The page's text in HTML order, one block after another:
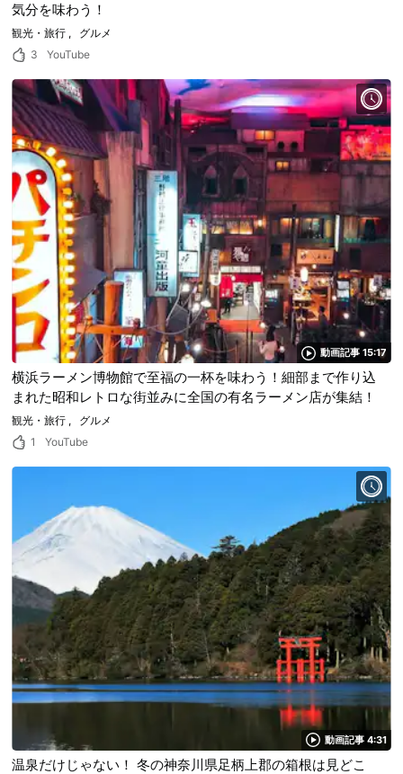
気分を味わう！
観光・旅行
グルメ
3
YouTube
動画記事 15:17
横浜ラーメン博物館で至福の一杯を味わう！細部まで作り込
まれた昭和レトロな街並みに全国の有名ラーメン店が集結！
観光・旅行
グルメ
1
YouTube
動画記事 4:31
温泉だけじゃない！ 冬の神奈川県足柄上郡の箱根は見どこ